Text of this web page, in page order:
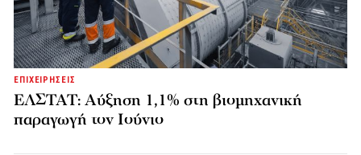
ΕΠΙΧΕΙΡΗΣΕΙΣ
ΕΛΣΤΑΤ: Αύξηση 1,1% στη βιομηχανική
παραγωγή τον Ιούνιο